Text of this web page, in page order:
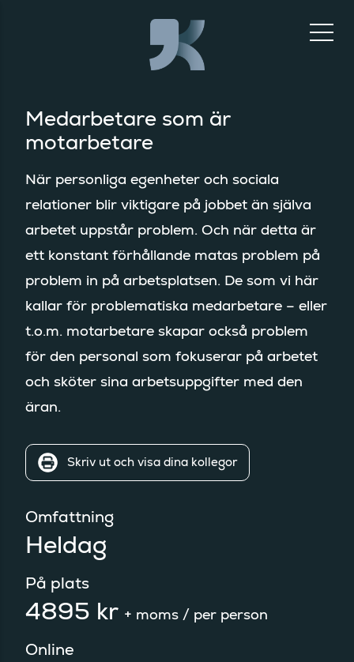
Medarbetare som är
motarbetare
När personliga egenheter och sociala
relationer blir viktigare på jobbet än själva
arbetet uppstår problem. Och när detta är
ett konstant förhållande matas problem på
problem in på arbetsplatsen. De som vi här
kallar för problematiska medarbetare – eller
t.o.m. motarbetare skapar också problem
för den personal som fokuserar på arbetet
och sköter sina arbetsuppgifter med den
äran.
Skriv ut och visa dina kollegor
Omfattning
Heldag
På plats
4895 kr + moms / per person
Online